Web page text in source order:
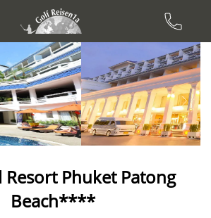
Next
Resort Phuket Patong
Beach****